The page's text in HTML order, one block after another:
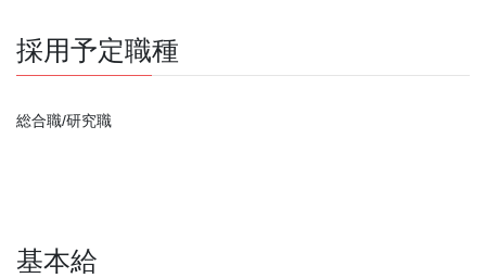
採用予定職種
総合職/研究職
基本給